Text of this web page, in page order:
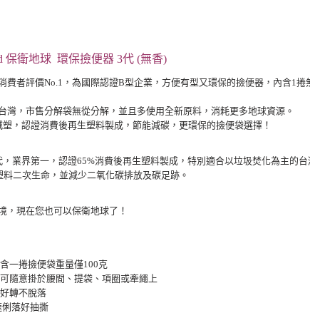
保衛地球 環保撿便器 3代 (無香)
費者評價No.1， 為國際認證B型企業， 方便有型又環保的撿便器，內含1捲
灣，市售分解袋無從分解，並且多使用全新原料，消耗更多地球資源。
，認證消費後再生塑料製成，節能減碳，更環保的撿便袋選擇！
業界第一，認證65%消費後再生塑料製成，特別適合以垃圾焚化為主的
二次生命，並減少二氧化碳排放及碳足跡。
，現在您也可以保衛地球了！
一捲撿便袋重量僅100克
隨意掛於腰間、提袋、項圈或牽繩上
轉不脫落
落好抽撕